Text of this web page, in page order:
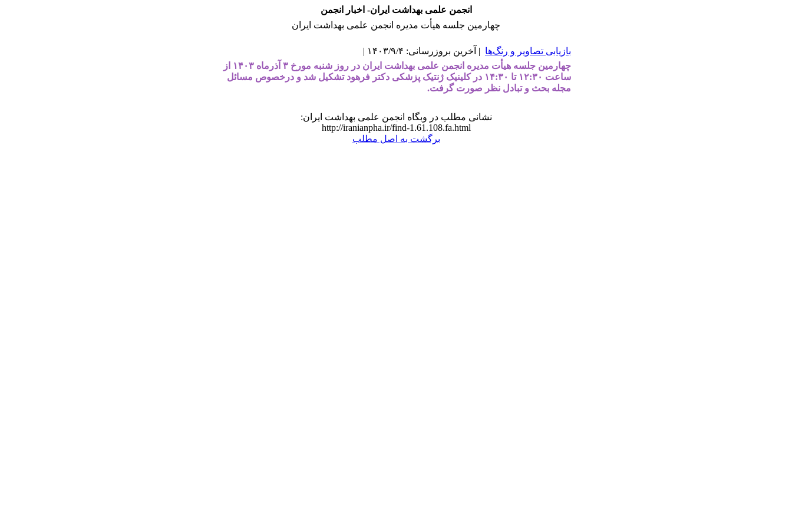
انجمن علمی بهداشت ایران- اخبار انجمن
چهارمین جلسه هیأت مدیره انجمن علمی بهداشت ایران
بازیابی تصاویر و رنگ‌ها | آخرین بروزرسانی: ۱۴۰۳/۹/۴ |
چهارمین جلسه هیأت مدیره انجمن علمی بهداشت ایران در روز شنبه مورخ ۳ آذرماه ۱۴۰۳ از
ساعت ۱۲:۳۰ تا ۱۴:۳۰ در کلینیک ژنتیک پزشکی دکتر فرهود تشکیل شد و درخصوص مسائل
مجله بحث و تبادل نظر صورت گرفت.
نشانی مطلب در وبگاه انجمن علمی بهداشت ایران:
http://iranianpha.ir/find-1.61.108.fa.html
برگشت به اصل مطلب